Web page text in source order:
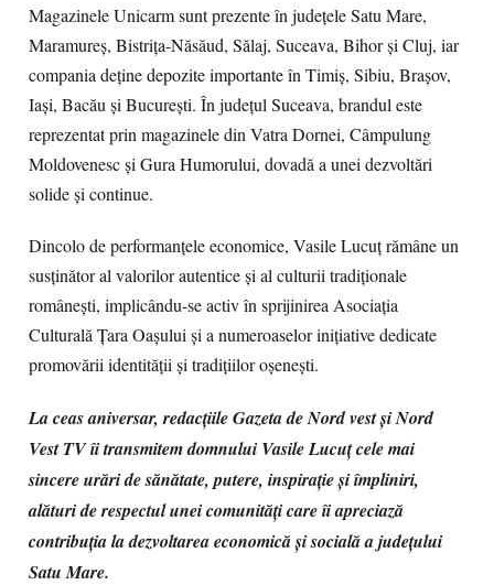
Magazinele Unicarm sunt prezente în județele Satu Mare,
Maramureș, Bistrița-Năsăud, Sălaj, Suceava, Bihor și Cluj, iar
compania deține depozite importante în Timiș, Sibiu, Brașov,
Iași, Bacău și București. În județul Suceava, brandul este
reprezentat prin magazinele din Vatra Dornei, Câmpulung
Moldovenesc și Gura Humorului, dovadă a unei dezvoltări
solide și continue.
Dincolo de performanțele economice, Vasile Lucuț rămâne un
susținător al valorilor autentice și al culturii tradiționale
românești, implicându-se activ în sprijinirea Asociaţia
Culturală Ţara Oaşului și a numeroaselor inițiative dedicate
promovării identității și tradițiilor oșenești.
La ceas aniversar, redacțiile Gazeta de Nord vest și Nord
Vest TV îi transmitem domnului Vasile Lucuț cele mai
sincere urări de sănătate, putere, inspirație și împliniri,
alături de respectul unei comunități care îi apreciază
contribuția la dezvoltarea economică și socială a județului
Satu Mare.